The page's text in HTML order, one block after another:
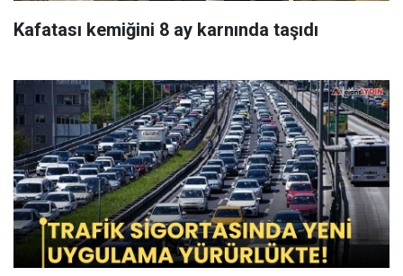
Kafatası kemiğini 8 ay karnında taşıdı